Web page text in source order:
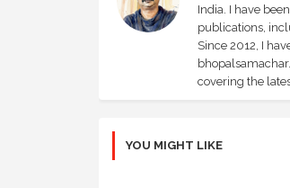
India. I have
publications,
Since 2012, I
covering the
YOU MIGHT LIKE